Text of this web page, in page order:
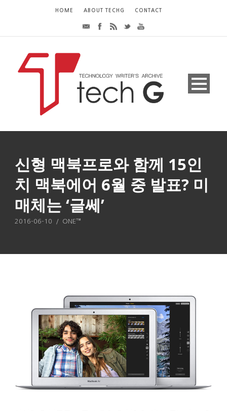
HOME ABOUT TECHG CONTACT
신형 맥북프로와 함께 15인
치 맥북에어 6월 중 발표? 미
매체는 ‘글쎄’
2016-06-10 / ONE™